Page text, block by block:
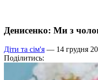
Денисенко: Ми з
Діти та сім'я — 14 грудня
Поділитись: